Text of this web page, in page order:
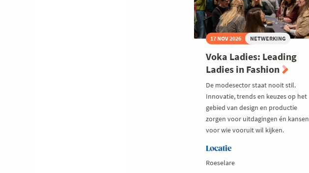
17 NOV 2026 NETWERKING
Voka Ladies: Leading
Ladies in Fashion
De modesector staat nooit stil.
Innovatie, trends en keuzes op het
gebied van design en productie
zorgen voor uitdagingen én kansen
voor wie vooruit wil kijken.
Locatie
Roeselare